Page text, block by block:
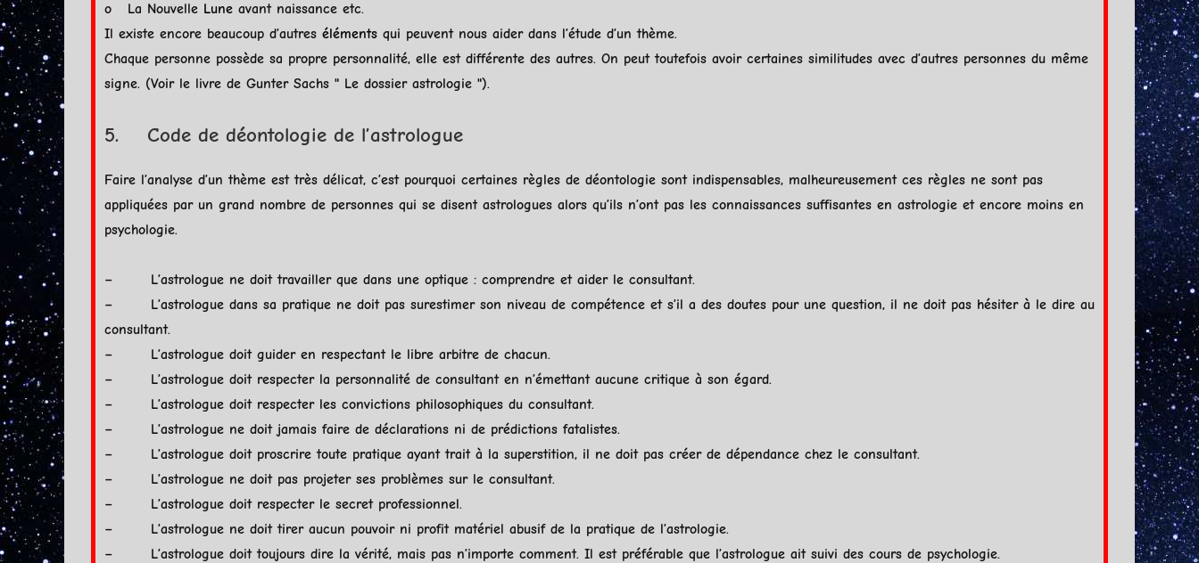
o La Nouvelle Lune avant naissance etc.
Il existe encore beaucoup d’autres éléments qui peuvent nous aider dans l’étude d’un thème.
Chaque personne possède sa propre personnalité, elle est différente des autres. On peut toutefois avoir certaines similitudes avec d’autres personnes du même
signe. (Voir le livre de Gunter Sachs " Le dossier astrologie ").
5. Code de déontologie de l’astrologue
Faire l’analyse d’un thème est très délicat, c’est pourquoi certaines règles de déontologie sont indispensables, malheureusement ces règles ne sont pas
appliquées par un grand nombre de personnes qui se disent astrologues alors qu’ils n’ont pas les connaissances suffisantes en astrologie et encore moins en
psychologie.
– L’astrologue ne doit travailler que dans une optique : comprendre et aider le consultant.
– L’astrologue dans sa pratique ne doit pas surestimer son niveau de compétence et s’il a des doutes pour une question, il ne doit pas hésiter à le dire au
consultant.
– L’astrologue doit guider en respectant le libre arbitre de chacun.
– L’astrologue doit respecter la personnalité de consultant en n’émettant aucune critique à son égard.
– L’astrologue doit respecter les convictions philosophiques du consultant.
– L’astrologue ne doit jamais faire de déclarations ni de prédictions fatalistes.
– L’astrologue doit proscrire toute pratique ayant trait à la superstition, il ne doit pas créer de dépendance chez le consultant.
– L’astrologue ne doit pas projeter ses problèmes sur le consultant.
– L’astrologue doit respecter le secret professionnel.
– L’astrologue ne doit tirer aucun pouvoir ni profit matériel abusif de la pratique de l’astrologie.
– L’astrologue doit toujours dire la vérité, mais pas n’importe comment. Il est préférable que l’astrologue ait suivi des cours de psychologie.